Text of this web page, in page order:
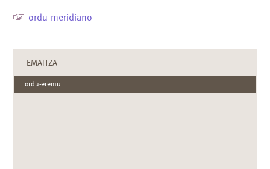
ordu-meridiano
EMAITZA
ordu-eremu